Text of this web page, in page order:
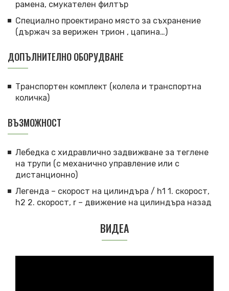
рамена, смукателен филтър
Специално проектирано място за съхранение
(държач за верижен трион , цапина…)
ДОПЪЛНИТЕЛНО ОБОРУДВАНЕ
Транспортен комплект (колела и транспортна
количка)
ВЪЗМОЖНОСТ
Лебедка с хидравлично задвижване за теглене
на трупи (с механично управление или с
дистанционно)
Легенда – скорост на цилиндъра / h1 1. скорост,
h2 2. скорост, r – движение на цилиндъра назад
ВИДЕА